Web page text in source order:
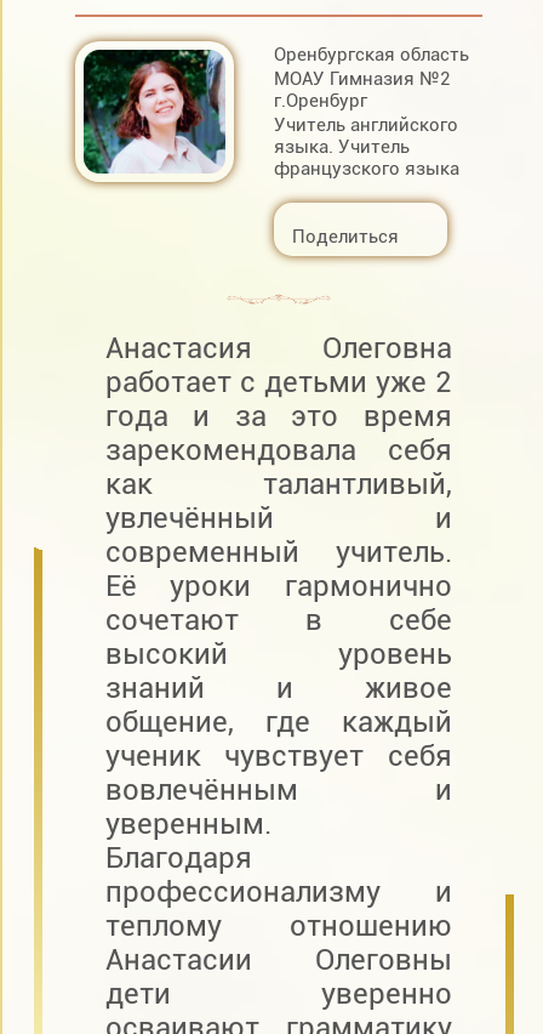
Оренбургская область
МОАУ Гимназия №2
г.Оренбург
Учитель английского
языка. Учитель
французского языка
Поделиться
Анастасия Олеговна
работает с детьми уже 2
года и за это время
зарекомендовала себя
как талантливый,
увлечённый и
современный учитель.
Её уроки гармонично
сочетают в себе
высокий уровень
знаний и живое
общение, где каждый
ученик чувствует себя
вовлечённым и
уверенным.
Благодаря
профессионализму и
теплому отношению
Анастасии Олеговны
дети уверенно